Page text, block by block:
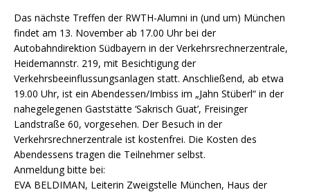
Das nächste Treffen der RWTH-Alumni in (und um) München
findet am 13. November ab 17.00 Uhr bei der
Autobahndirektion Südbayern in der Verkehrsrechnerzentrale,
Heidemannstr. 219, mit Besichtigung der
Verkehrsbeeinflussungsanlagen statt. Anschließend, ab etwa
19.00 Uhr, ist ein Abendessen/Imbiss im „Jahn Stüberl“ in der
nahegelegenen Gaststätte ‘Sakrisch Guat’, Freisinger
Landstraße 60, vorgesehen. Der Besuch in der
Verkehrsrechnerzentrale ist kostenfrei. Die Kosten des
Abendessens tragen die Teilnehmer selbst.
Anmeldung bitte bei:
EVA BELDIMAN, Leiterin Zweigstelle München, Haus der